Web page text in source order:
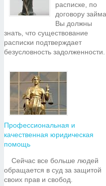
расписке, по
договору
Вы должны
знать, что существование
расписки подтверждает
безусловность задолженности.
Профессиональная и
качественная юридическая
помощь
Сейчас все больше людей
обращается в суд за защитой
своих прав и свобод.